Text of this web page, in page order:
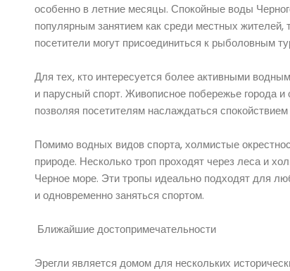
особенно в летние месяцы. Спокойные воды
популярным занятием как среди местных
посетители могут присоединиться к рыболовным
Для тех, кто интересуется более активными
и парусный спорт. Живописное побережье города
позволяя посетителям наслаждаться
Помимо водных видов спорта, холмистые
природе. Несколько троп проходят через леса и
Черное море. Эти тропы идеально подходят для
и одновременно заняться спортом.
Ближайшие достопримечательности
Эрегли является домом для нескольких